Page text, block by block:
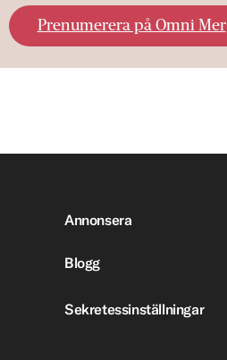
Prenumerera på Omni Mer
Annonsera
Blogg
Sekretessinställningar